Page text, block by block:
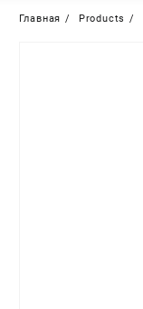
Главная Products